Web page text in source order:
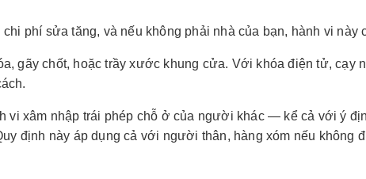
phí sửa tăng, và nếu không phải nhà của bạn, hành vi này
gãy chốt, hoặc trầy xước khung cửa. Với khóa điện tử, cạy
vi xâm nhập trái phép chỗ ở của người khác — kể cả với ý
định này áp dụng cả với người thân, hàng xóm nếu không